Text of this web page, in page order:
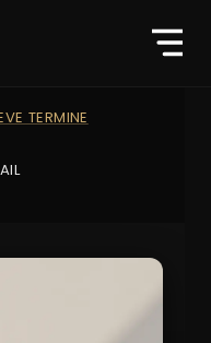
TERMINE